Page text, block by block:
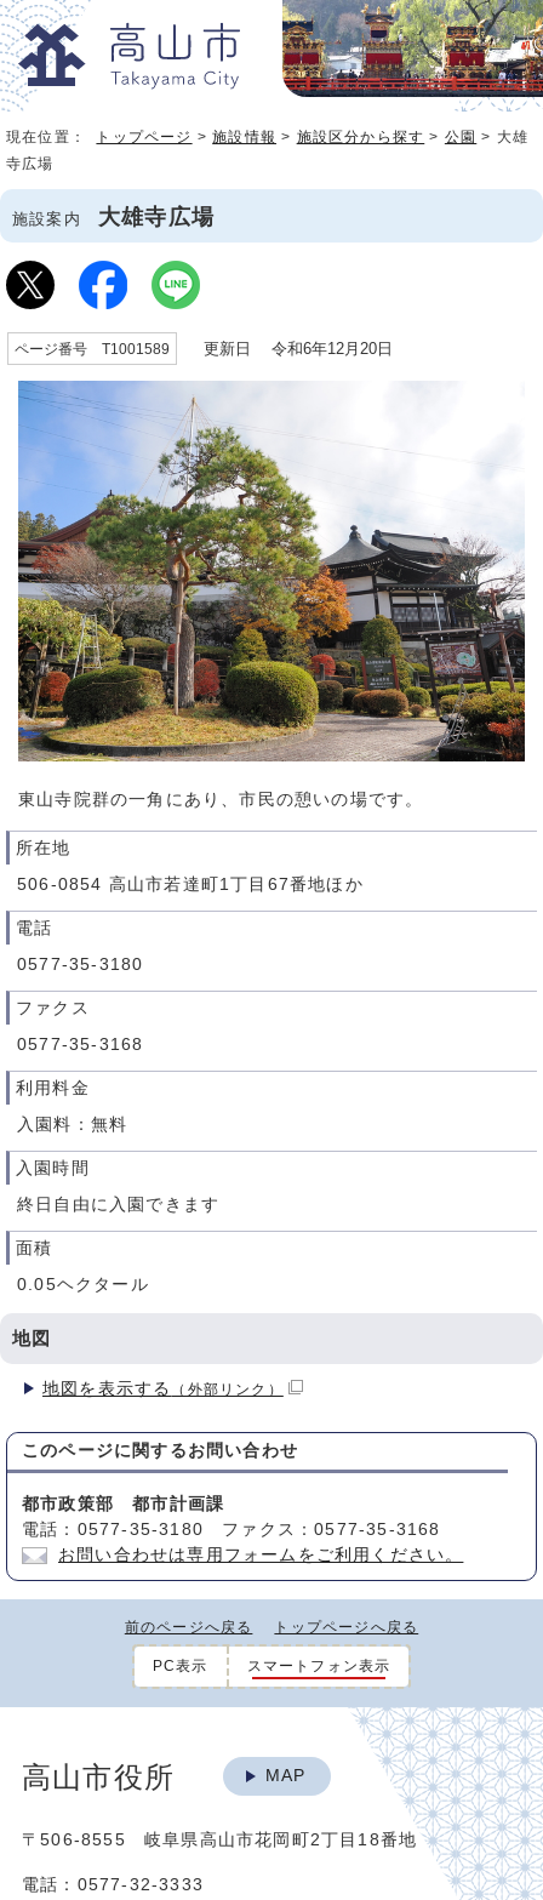
現在位置： トップページ >施設情報 > 施設区分から探す > 公園 > 大雄
寺広場
施設案内 大雄寺広場
ページ番号 T1001589 更新日 令和6年12月20日
東山寺院群の一角にあり、市民の憩いの場です。
所在地
506-0854 高山市若達町1丁目67番地ほか
電話
0577-35-3180
ファクス
0577-35-3168
利用料金
入園料：無料
入園時間
終日自由に入園できます
面積
0.05ヘクタール
地図
地図を表示する （外部リンク）
このページに関する お問い合わせ
都市政策部 都市計画課
電話：0577-35-3180 ファクス：0577-35-3168
お問い合わせは専用フォームをご利用ください。
前のページへ戻る トップページへ戻る
PC表示 スマートフォン表示
高山市役所 MAP
〒506-8555 岐阜県高山市花岡町2丁目18番地
電話：0577-32-3333